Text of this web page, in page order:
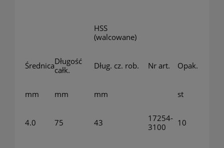
HSS
(walcowane)
ŚrednicaDługość
całk.
Dług. cz. rob. Nr art. Opak.
mm mm mm st
4.0 75 43
17254-
3100
10